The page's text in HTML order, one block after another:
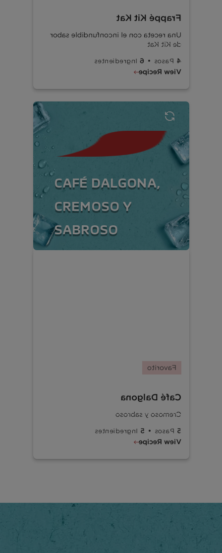
Frappé Kit Kat
Una receta con el inconfundible sabor
de Kit Kat
4
Pasos
6
Ingredientes
View Recipe
CAFÉ DALGONA,
CREMOSO Y
SABROSO
Favorito
Café Dalgona
Cremoso y sabroso
5
Pasos
5
Ingredientes
View Recipe